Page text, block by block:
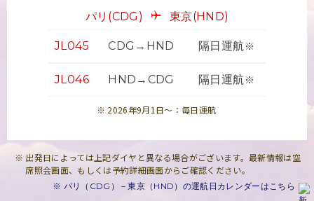
パリ (CDG) 東京(HND)
JL045 CDG→HND 隔日運航 ※
JL046 HND→CDG 隔日運航 ※
2026年9月1日～：毎日運航
出発日によっては上記ダイヤと異なる場合がございます。最新情報は空
席照会画面、もしくは予約詳細画面からご確認ください。
※ パリ（CDG）－東京（HND）の運航日カレンダーはこちら